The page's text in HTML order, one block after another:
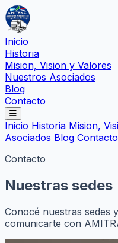
Inicio
Historia
Mision, Vision y Valores
Nuestros Asociados
Blog
Contacto
Inicio Historia Mision,
Asociados Blog Contacto
Contacto
Nuestras sedes
Conocé nuestras sedes
comunicarte con